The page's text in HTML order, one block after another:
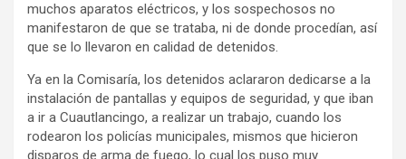
muchos aparatos eléctricos, y los sospechosos no
manifestaron de que se trataba, ni de donde procedían, así
que se lo llevaron en calidad de detenidos.
Ya en la Comisaría, los detenidos aclararon dedicarse a la
instalación de pantallas y equipos de seguridad, y que iban
a ir a Cuautlancingo, a realizar un trabajo, cuando los
rodearon los policías municipales, mismos que hicieron
disparos de arma de fuego, lo cual los puso muy